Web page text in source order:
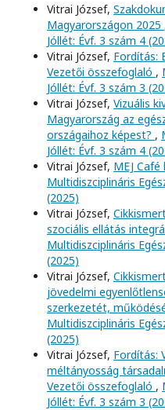
Vitrai József,
Magyarországon 2025
Jóllét: Évf. 3 szám 4
Vitrai József, Fordítás:
Vezetői összefoglaló ,
Jóllét: Évf. 3 szám 3
Vitrai József, Vizuális
Magyarország az
országaihoz képest? ,
Jóllét: Évf. 3 szám 4
Vitrai József, MEJ
Multidiszciplináris
(2025)
Vitrai József,
szociális ellátás
Multidiszciplináris
(2025)
Vitrai József,
jövedelmi
szerkezetét,
Multidiszciplináris
(2025)
Vitrai József, Fordítás:
méltányosság
Vezetői összefoglaló ,
Jóllét: Évf. 3 szám 3